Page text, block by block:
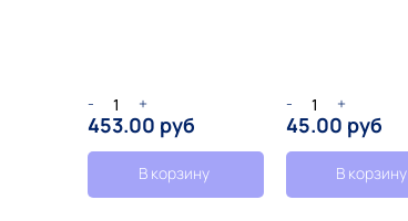
- +
453.00 руб
В корзину
- +
45.00 руб
В корзину